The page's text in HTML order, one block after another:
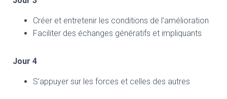
Créer et entretenir les conditions de l’amélioration
Faciliter des échanges génératifs et impliquants
Jour 4
S’appuyer sur les forces et celles des autres